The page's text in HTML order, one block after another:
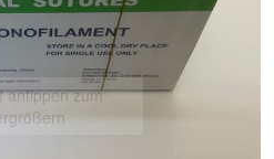
antippen zum